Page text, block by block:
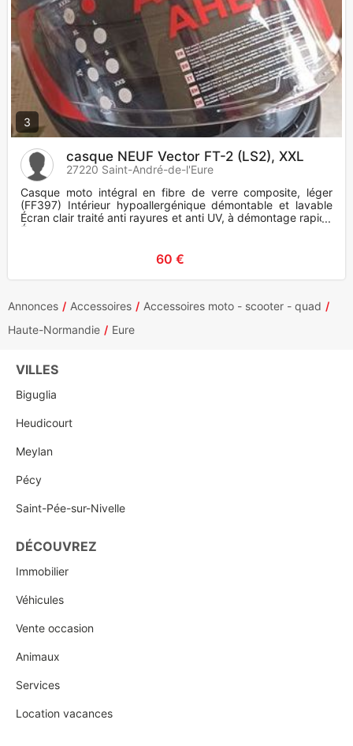
3
casque NEUF Vector FT-2 (LS2), XXL
27220 Saint-André-de-l'Eure
Casque moto intégral en fibre de verre composite, léger
(FF397) Intérieur hypoallergénique démontable et lavable
Écran clair traité anti rayures et anti UV, à démontage rapide
Écra
60 €
Annonces Accessoires
Accessoires moto - scooter - quad
Haute-Normandie
Eure
VILLES
Biguglia
Heudicourt
Meylan
Pécy
Saint-Pée-sur-Nivelle
DÉCOUVREZ
Immobilier
Véhicules
Vente occasion
Animaux
Services
Location vacances